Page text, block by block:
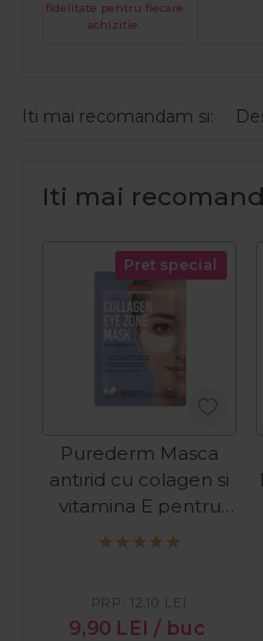
fidelitate pentru fiecare
achizitie.
Iti mai recomandam si:
Iti mai
Pret special
Purederm Masca
antirid cu colagen si
vitamina E pentru
ochi 30buc
9,90 LEI / buc
PRP: 12,10 LEI